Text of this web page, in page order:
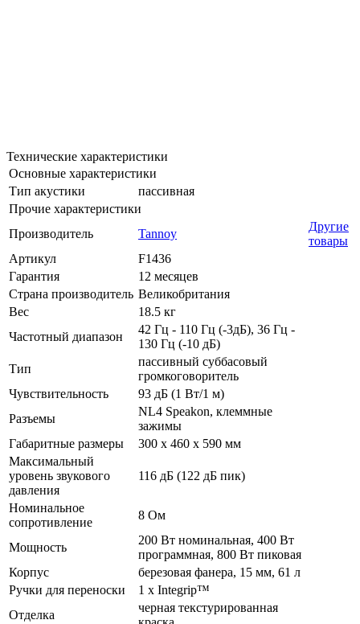
Технические характеристики
Основные характеристики
Тип акустики
пассивная
Прочие характеристики
Производитель
Tannoy
Другие
товары
Артикул
F1436
Гарантия
12 месяцев
Страна производитель Великобритания
Вес
18.5 кг
Частотный диапазон
42 Гц - 110 Гц (-3дБ), 36 Гц -
130 Гц (-10 дБ)
Тип
пассивный суббасовый
громкоговоритель
Чувствительность
93 дБ (1 Вт/1 м)
Разъемы
NL4 Speakon, клеммные
зажимы
Габаритные размеры
300 x 460 x 590 мм
Максимальный
уровень звукового
давления
116 дБ (122 дБ пик)
Номинальное
сопротивление
8 Ом
Мощность
200 Вт номинальная, 400 Вт
программная, 800 Вт пиковая
Корпус
березовая фанера, 15 мм, 61 л
Ручки для переноски
1 х Integrip™
Отделка
черная текстурированная